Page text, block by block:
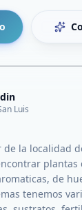
Luis
la localidad
plantas
de
tenemos